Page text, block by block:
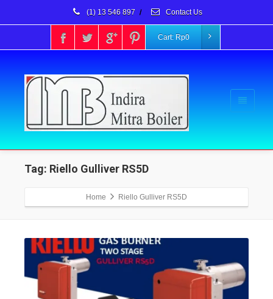
(1) 13 546 897 / Contact Us
Cart: Rp0
Tag: Riello Gulliver RS5D
Home Riello Gulliver RS5D